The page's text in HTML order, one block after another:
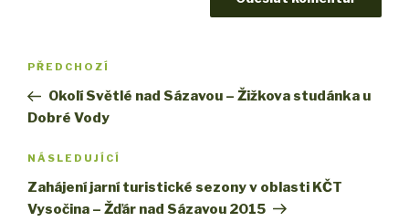
Navigace
příspěvek
Předchozí
příspěvek
PŘEDCHOZÍ
Okolí Světlé nad Sázavou – Žižkova studánka u
Dobré Vody
Následující
příspěvek
NÁSLEDUJÍCÍ
Zahájení jarní turistické sezony v oblasti KČT
Vysočina – Žďár nad Sázavou 2015